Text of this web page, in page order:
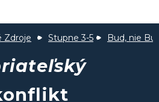
Zdroje Stupne 3-5 Bud, nie